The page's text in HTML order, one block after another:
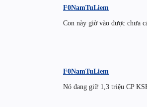
F0NamTuLiem
Con này giờ vào được chưa
F0NamTuLiem
Nó đang giữ 1,3 triệu CP